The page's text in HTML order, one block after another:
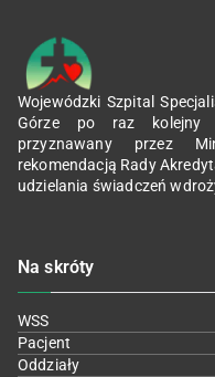
Wojewódzki Szpital
Górze po raz kolejny
przyznawany przez
rekomendacją Rady
udzielania świadczeń
Na skróty
WSS
Pacjent
Oddziały